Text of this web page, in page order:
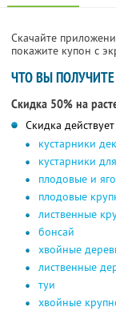
Скачайте
покажите купон с
ЧТО ВЫ
Скидка 50% на
Скидка
кустарники
кустарники
плодовые и
плодовые
лиственные
бонсай
хвойные
лиственные
туи
хвойные